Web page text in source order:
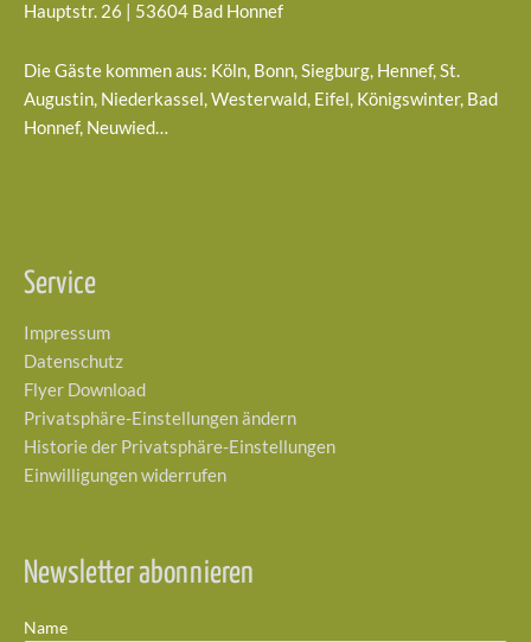
Hauptstr. 26 | 53604 Bad Honnef
Die Gäste kommen aus: Köln, Bonn, Siegburg, Hennef, St.
Augustin, Niederkassel, Westerwald, Eifel, Königswinter, Bad
Honnef, Neuwied…
Service
Impressum
Datenschutz
Flyer Download
Privatsphäre-Einstellungen ändern
Historie der Privatsphäre-Einstellungen
Einwilligungen widerrufen
Newsletter abonnieren
Name